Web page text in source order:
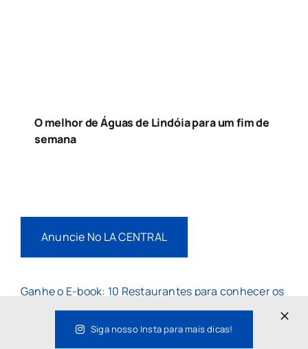
O melhor de Águas de Lindóia para um fim de
semana
Anuncie No LA CENTRAL
Ganhe o E-book: 10 Restaurantes para conhecer os
Sabores do Mundo sem sair de São Paulo
Siga nosso Insta para mais dicas!